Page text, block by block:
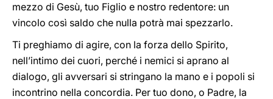
mezzo di Gesù, tuo Figlio e nostro redentore: un
vincolo così saldo che nulla potrà mai spezzarlo.
Ti preghiamo di agire, con la forza dello Spirito,
nell’intimo dei cuori, perché i nemici si aprano al
dialogo, gli avversari si stringano la mano e i popoli si
incontrino nella concordia. Per tuo dono, o Padre, la